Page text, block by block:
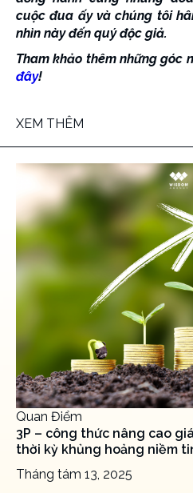
cuộc đua ấy và chúng tôi
nhìn này đến quý độc giả.
Tham khảo thêm những góc
đây!
XEM THÊM
Quan Điểm
3P – công thức nâng cao
thời kỳ khủng hoảng niềm
Tháng tám 13, 2025